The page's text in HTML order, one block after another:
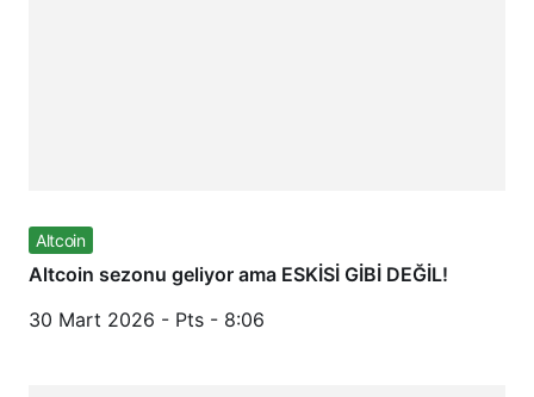
Altcoin
Altcoin sezonu geliyor ama ESKİSİ GİBİ DEĞİL!
30 Mart 2026 - Pts - 8:06